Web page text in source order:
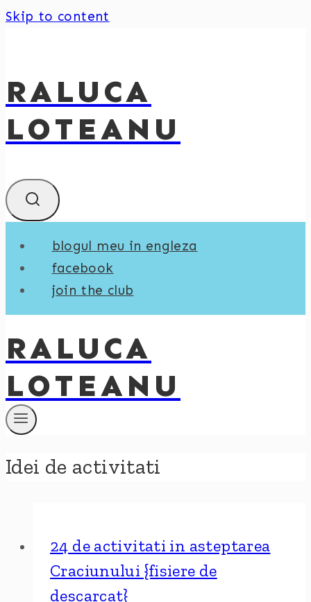
Skip to content
RALUCA
LOTEANU
blogul meu in engleza
facebook
join the club
RALUCA
LOTEANU
Idei de activitati
24 de activitati in asteptarea
Craciunului {fisiere de
descarcat}